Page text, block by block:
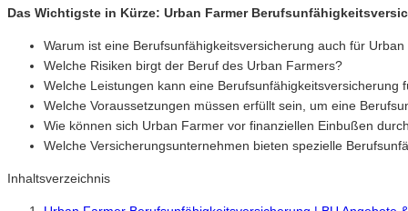
Das Wichtigste in Kürze: Urban Farmer
Warum ist eine Berufsunfähigkeitsversicherung auch für
Welche Risiken birgt der Beruf des Urban Farmers?
Welche Leistungen kann eine Berufsunfähigkeitsversicherung
Welche Voraussetzungen müssen erfüllt sein, um eine
Wie können sich Urban Farmer vor finanziellen Einbußen
Welche Versicherungsunternehmen bieten spezielle
Inhaltsverzeichnis